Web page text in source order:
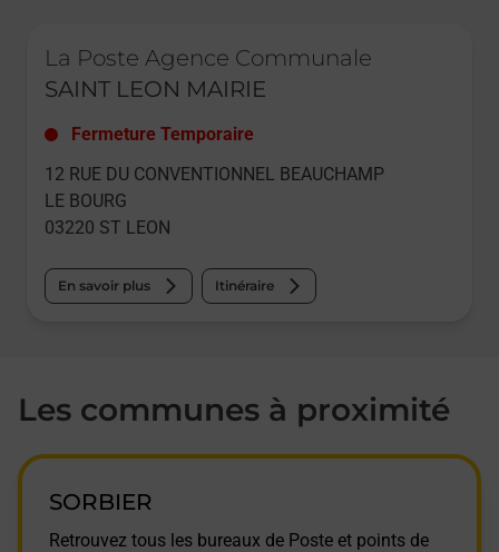
La Poste Agence Communale
SAINT LEON MAIRIE
Fermeture Temporaire
12 RUE DU CONVENTIONNEL BEAUCHAMP
LE BOURG
03220 ST LEON
En savoir plus Itinéraire
Les communes à proximité
SORBIER
Retrouvez tous les bureaux de Poste et points de